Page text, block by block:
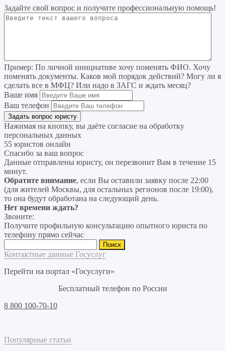
Задайте свой вопрос и получите профессиональную помощь!
Пример: По личной инициативе хочу поменять ФИО. Хочу
поменять документы. Каков мой порядок действий? Могу ли я
сделать все в МФЦ? Или надо в ЗАГС и ждать месяц?
Ваше имя
Ваш телефон
Нажимая на кнопку, вы даёте согласие на обработку
персональных данных
55 юристов онлайн
Спасибо за ваш вопрос
Данные отправлены юристу, он перезвонит Вам в течение 15
минут.
Обратите внимание, если Вы оставили заявку после 22:00
(для жителей Москвы, для остальных регионов после 19:00),
то она будут обработана на следующий день.
Нет времени ждать?
Звоните:
Получите профильную консультацию опытного юриста по
телефону прямо сейчас
Контактные данные Госуслуг
Перейти на портал «Госуслуги»
Бесплатный телефон по России
8 800 100-70-10
Популярные статьи